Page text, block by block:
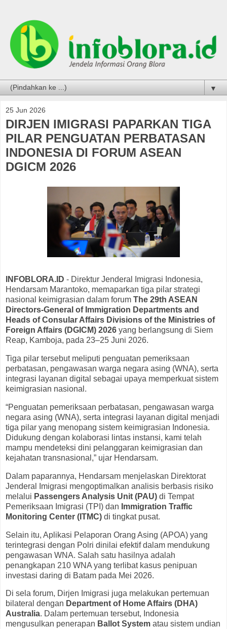
▼
25 Jun 2026
DIRJEN IMIGRASI PAPARKAN TIGA
PILAR PENGUATAN PERBATASAN
INDONESIA DI FORUM ASEAN
DGICM 2026
INFOBLORA.ID - Direktur Jenderal Imigrasi Indonesia,
Hendarsam Marantoko, memaparkan tiga pilar strategi
nasional keimigrasian dalam forum The 29th ASEAN
Directors-General of Immigration Departments and
Heads of Consular Affairs Divisions of the Ministries of
Foreign Affairs (DGICM) 2026 yang berlangsung di Siem
Reap, Kamboja, pada 23–25 Juni 2026.
Tiga pilar tersebut meliputi penguatan pemeriksaan
perbatasan, pengawasan warga negara asing (WNA), serta
integrasi layanan digital sebagai upaya memperkuat sistem
keimigrasian nasional.
“Penguatan pemeriksaan perbatasan, pengawasan warga
negara asing (WNA), serta integrasi layanan digital menjadi
tiga pilar yang menopang sistem keimigrasian Indonesia.
Didukung dengan kolaborasi lintas instansi, kami telah
mampu mendeteksi dini pelanggaran keimigrasian dan
kejahatan transnasional,” ujar Hendarsam.
Dalam paparannya, Hendarsam menjelaskan Direktorat
Jenderal Imigrasi mengoptimalkan analisis berbasis risiko
melalui Passengers Analysis Unit (PAU) di Tempat
Pemeriksaan Imigrasi (TPI) dan Immigration Traffic
Monitoring Center (ITMC) di tingkat pusat.
Selain itu, Aplikasi Pelaporan Orang Asing (APOA) yang
terintegrasi dengan Polri dinilai efektif dalam mendukung
pengawasan WNA. Salah satu hasilnya adalah
penangkapan 210 WNA yang terlibat kasus penipuan
investasi daring di Batam pada Mei 2026.
Di sela forum, Dirjen Imigrasi juga melakukan pertemuan
bilateral dengan Department of Home Affairs (DHA)
Australia. Dalam pertemuan tersebut, Indonesia
mengusulkan penerapan Ballot System atau sistem undian